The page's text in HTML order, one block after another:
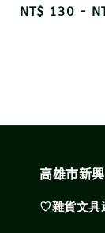
Regular
NT$ 130 -
高雄市新
♡雜貨文具